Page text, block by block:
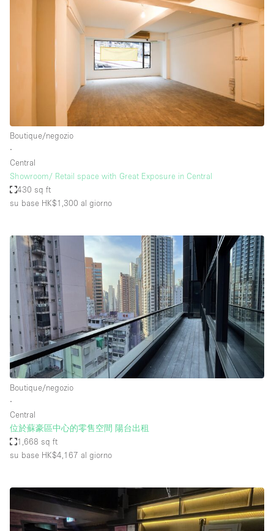
Boutique/negozio
∙
Central
Showroom/ Retail space with Great Exposure in Central
430 sq ft
su base HK$1,300 al giorno
Boutique/negozio
∙
Central
位於蘇豪區中心的零售空間 陽台出租
1,668 sq ft
su base HK$4,167 al giorno